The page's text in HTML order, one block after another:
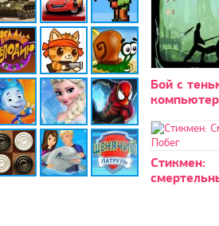
Бой с
компьютер
Стикмен: